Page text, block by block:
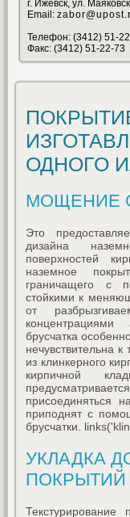
г. Ижевск, ул.
Email:
Телефон: (3412) 51-
Факс: (3412) 51-22-73
ОДНОГО
МОЩЕНИЕ
Это
дизайна
поверхностей
наземное
граничащего с
стойкими к
от
концентрациями
брусчатка
нечувствительна
из клинкерного
кирпичной
присоединяться
приподнят с
брусчатки.
УКЛАДКА
ПОКРЫТИЙ